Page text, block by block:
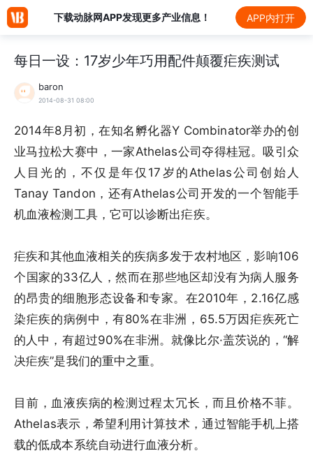
下载动脉网APP发现更多产业信息！ APP内打开
每日一设：17岁少年巧用配件颠覆疟疾测试
baron
2014-08-31 08:00
2014年8月初，在知名孵化器Y Combinator举办的创
业马拉松大赛中，一家Athelas公司夺得桂冠。吸引众
人目光的，不仅是年仅17岁的Athelas公司创始人
Tanay Tandon，还有Athelas公司开发的一个智能手
机血液检测工具，它可以诊断出疟疾。
疟疾和其他血液相关的疾病多发于农村地区，影响106
个国家的33亿人，然而在那些地区却没有为病人服务
的昂贵的细胞形态设备和专家。在2010年，2.16亿感
染疟疾的病例中，有80%在非洲，65.5万因疟疾死亡
的人中，有超过90%在非洲。就像比尔·盖茨说的，“解
决疟疾”是我们的重中之重。
目前，血液疾病的检测过程太冗长，而且价格不菲。
Athelas表示，希望利用计算技术，通过智能手机上搭
载的低成本系统自动进行血液分析。